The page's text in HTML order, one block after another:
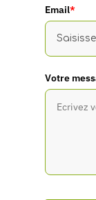
Email*
Votre